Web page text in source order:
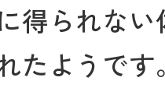
得られな
たようで